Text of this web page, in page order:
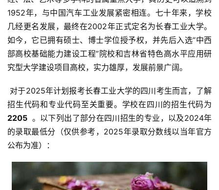
1952年，与中国汽车工业发展紧密相连。七十年来，学校
几经更名发展，最终在2002年正式定名为长春工业大学。
如今，它已拥有硕士、博士学位授予权，并先后入选“中西
部高校基础能力建设工程”院校和吉林省特色高水平应用研
究型大学建设项目高校，实力雄厚，发展前景广阔。
2205 。以下列出了部分在四川招生的专业，以及2024年
的录取最低分（仅供参考，2025年录取分数线以当年官方
公布为准）：